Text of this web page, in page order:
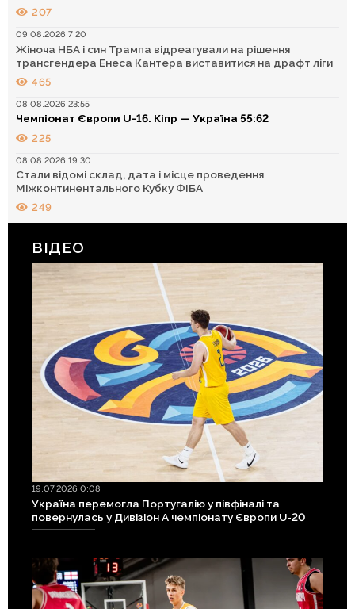
207
09.08.2026 7:20
Жіноча НБА і син Трампа відреагували на рішення
трансгендера Енеса Кантера виставитися на драфт ліги
465
08.08.2026 23:55
Чемпіонат Європи U-16. Кіпр — Україна 55:62
225
08.08.2026 19:30
Стали відомі склад, дата і місце проведення
Міжконтинентального Кубку ФІБА
249
ВІДЕО
19.07.2026 0:08
Україна перемогла Португалію у півфіналі та
повернулась у Дивізіон А чемпіонату Європи U-20